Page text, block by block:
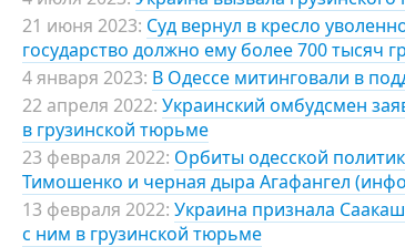
21 июня 2023: Суд вернул в кресло
государство должно ему более 700 тысяч
4 января 2023: В Одессе митинговали в
22 апреля 2022: Украинский омбудсмен
в грузинской тюрьме
23 февраля 2022: Орбиты одесской
Тимошенко и черная дыра Агафангел
13 февраля 2022: Украина признала
с ним в грузинской тюрьме